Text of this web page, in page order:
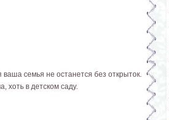
семья не останется без открыток.
хоть в детском саду.